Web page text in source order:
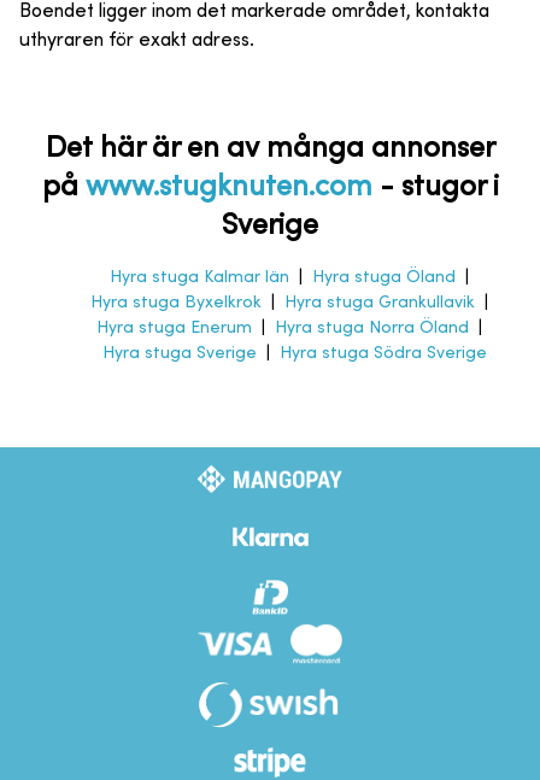
Boendet ligger inom det markerade området, kontakta
uthyraren för exakt adress.
Det här är en av många annonser
på www.stugknuten.com - stugor i
Sverige
Hyra stuga Kalmar län Hyra stuga Öland
Hyra stuga Byxelkrok
Hyra stuga Grankullavik
Hyra stuga Enerum
Hyra stuga Norra Öland
Hyra stuga Sverige
Hyra stuga Södra Sverige